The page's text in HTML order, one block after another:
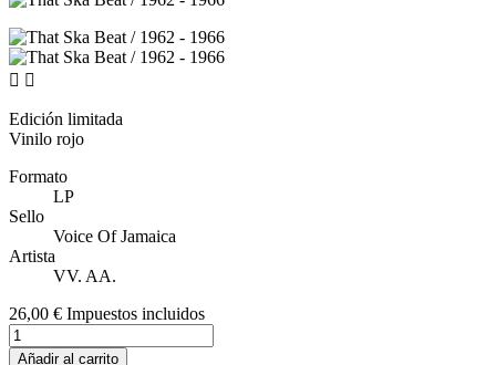
 
Edición limitada
Vinilo rojo
Formato
LP
Sello
Voice Of Jamaica
Artista
VV. AA.
26,00 € Impuestos incluidos
Añadir al carrito